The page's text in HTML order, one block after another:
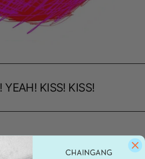
YEAH! KISS! KISS!